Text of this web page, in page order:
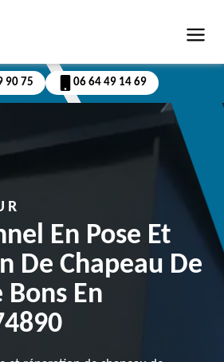
90 75 06 64 49 14 69
En Pose Et
De Chapeau De
En